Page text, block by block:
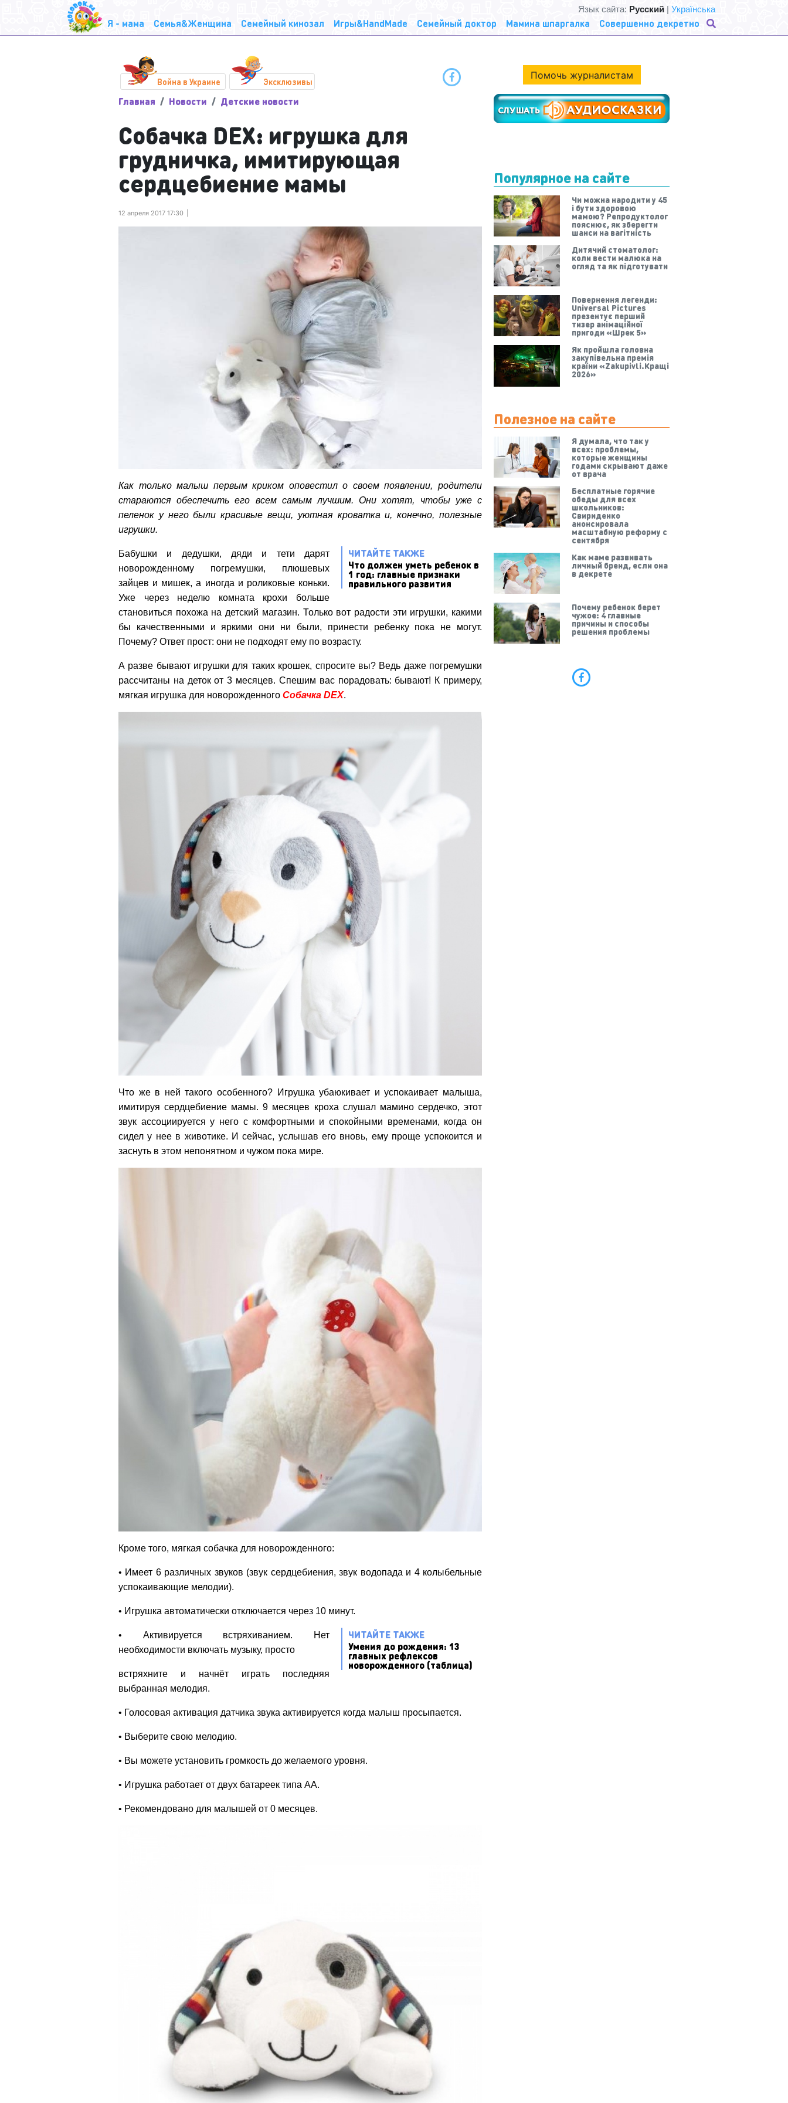
Я - мама Семья&Женщина Семейный кинозал Игры&HandMade Семейный доктор Мамина шпаргалка Совершенно декретно
Язык сайта: Русский | Українська
Война в Украине Эксклюзивы
Главная Новости Детские новости
Собачка DEX: игрушка для
грудничка, имитирующая
сердцебиение мамы
12 апреля 2017 17:30
Как только малыш первым криком оповестил о своем появлении, родители
стараются обеспечить его всем самым лучшим. Они хотят, чтобы уже с
пеленок у него были красивые вещи, уютная кроватка и, конечно, полезные
игрушки.
ЧИТАЙТЕ ТАКЖЕ
Что должен уметь ребенок в
1 год: главные признаки
правильного развития
Бабушки и дедушки, дяди и тети дарят
новорожденному погремушки, плюшевых
зайцев и мишек, а иногда и роликовые коньки.
Уже через неделю комната крохи больше
становиться похожа на детский магазин. Только вот радости эти игрушки, какими
бы качественными и яркими они ни были, принести ребенку пока не могут.
Почему? Ответ прост: они не подходят ему по возрасту.
А разве бывают игрушки для таких крошек, спросите вы? Ведь даже погремушки
рассчитаны на деток от 3 месяцев. Спешим вас порадовать: бывают! К примеру,
мягкая игрушка для новорожденного Собачка DEX.
Что же в ней такого особенного? Игрушка убаюкивает и успокаивает малыша,
имитируя сердцебиение мамы. 9 месяцев кроха слушал мамино сердечко, этот
звук ассоциируется у него с комфортными и спокойными временами, когда он
сидел у нее в животике. И сейчас, услышав его вновь, ему проще успокоится и
заснуть в этом непонятном и чужом пока мире.
Кроме того, мягкая собачка для новорожденного:
• Имеет 6 различных звуков (звук сердцебиения, звук водопада и 4 колыбельные
успокаивающие мелодии).
• Игрушка автоматически отключается через 10 минут.
ЧИТАЙТЕ ТАКЖЕ
Умения до рождения: 13
главных рефлексов
новорожденного (таблица)
• Активируется встряхиванием. Нет
необходимости включать музыку, просто
встряхните и начнёт играть последняя
выбранная мелодия.
• Голосовая активация датчика звука активируется когда малыш просыпается.
• Выберите свою мелодию.
• Вы можете установить громкость до желаемого уровня.
• Игрушка работает от двух батареек типа АА.
• Рекомендовано для малышей от 0 месяцев.
Помочь журналистам
Популярное на сайте
Чи можна народити у 45
і бути здоровою
мамою? Репродуктолог
пояснює, як зберегти
шанси на вагітність
Дитячий стоматолог:
коли вести малюка на
огляд та як підготувати
Повернення легенди:
Universal Pictures
презентує перший
тизер анімаційної
пригоди «Шрек 5»
Як пройшла головна
закупівельна премія
країни «Zakupivli.Кращі
2026»
Полезное на сайте
Я думала, что так у
всех: проблемы,
которые женщины
годами скрывают даже
от врача
Бесплатные горячие
обеды для всех
школьников:
Свириденко
анонсировала
масштабную реформу с
сентября
Как маме развивать
личный бренд, если она
в декрете
Почему ребенок берет
чужое: 4 главные
причины и способы
решения проблемы